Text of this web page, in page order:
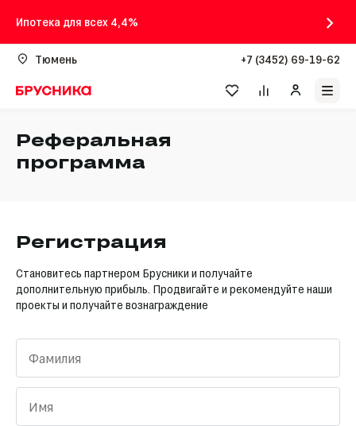
Ипотека для всех 4,4%
Тюмень +7 (3452) 69-19-62
Реферальная
программа
Регистрация
Становитесь партнером Брусники и получайте
дополнительную прибыль. Продвигайте и рекомендуйте наши
проекты и получайте вознаграждение
Фамилия
Имя